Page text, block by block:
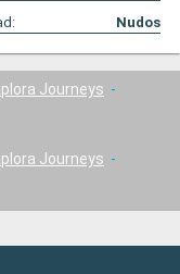
Nudos
Journeys
Journeys